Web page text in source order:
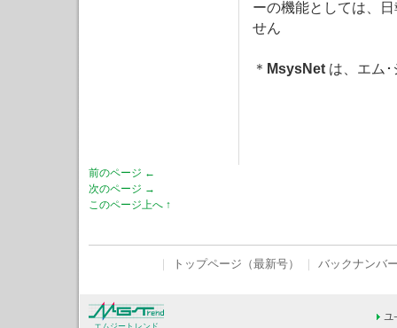
ーの機能としては、
せん
＊ MsysNet は、エム
前のページ ←
次のページ →
このページ上へ ↑
トップページ（最新号） バックナンバ
エムジートレンド